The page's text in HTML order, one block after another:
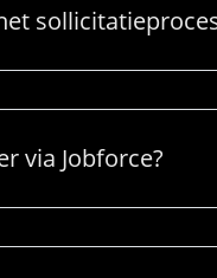
via Jobforce?